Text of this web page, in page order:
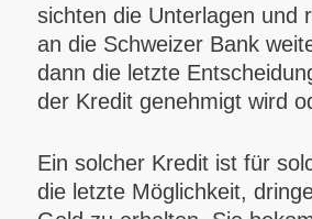
sichten die Unterlagen und
an die Schweizer Bank
dann die letzte
der Kredit genehmigt wird
Ein solcher Kredit ist für
die letzte Möglichkeit,